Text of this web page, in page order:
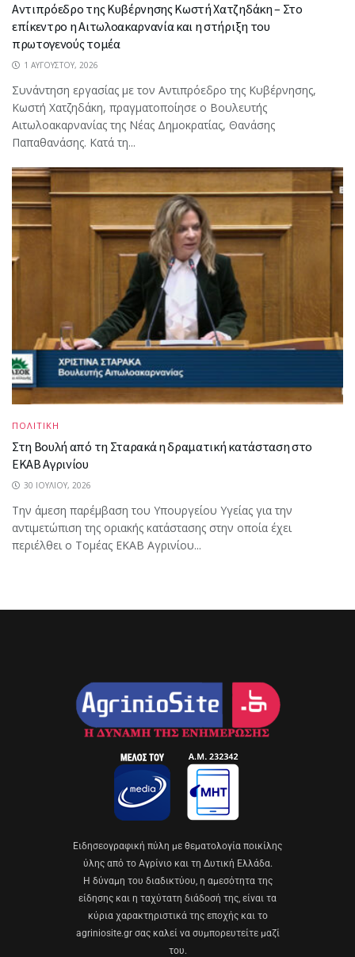
Αντιπρόεδρο της Κυβέρνησης Κωστή Χατζηδάκη – Στο
επίκεντρο η Αιτωλοακαρνανία και η στήριξη του
πρωτογενούς τομέα
1 ΑΥΓΟΎΣΤΟΥ, 2026
Συνάντηση εργασίας με τον Αντιπρόεδρο της Κυβέρνησης,
Κωστή Χατζηδάκη, πραγματοποίησε ο Βουλευτής
Αιτωλοακαρνανίας της Νέας Δημοκρατίας, Θανάσης
Παπαθανάσης. Κατά τη...
ΠΟΛΙΤΙΚΗ
Στη Βουλή από τη Σταρακά η δραματική κατάσταση στο
ΕΚΑΒ Αγρινίου
30 ΙΟΥΛΊΟΥ, 2026
Την άμεση παρέμβαση του Υπουργείου Υγείας για την
αντιμετώπιση της οριακής κατάστασης στην οποία έχει
περιέλθει ο Τομέας ΕΚΑΒ Αγρινίου...
Eιδησεογραφική πύλη με θεματολογία ποικίλης
ύλης από το Αγρίνιο και τη Δυτική Ελλάδα.
Η δύναμη του διαδικτύου, η αμεσότητα της
είδησης και η ταχύτατη διάδοσή της, είναι τα
κύρια χαρακτηριστικά της εποχής και το
agriniosite.gr σας καλεί να συμπορευτείτε μαζί
του.